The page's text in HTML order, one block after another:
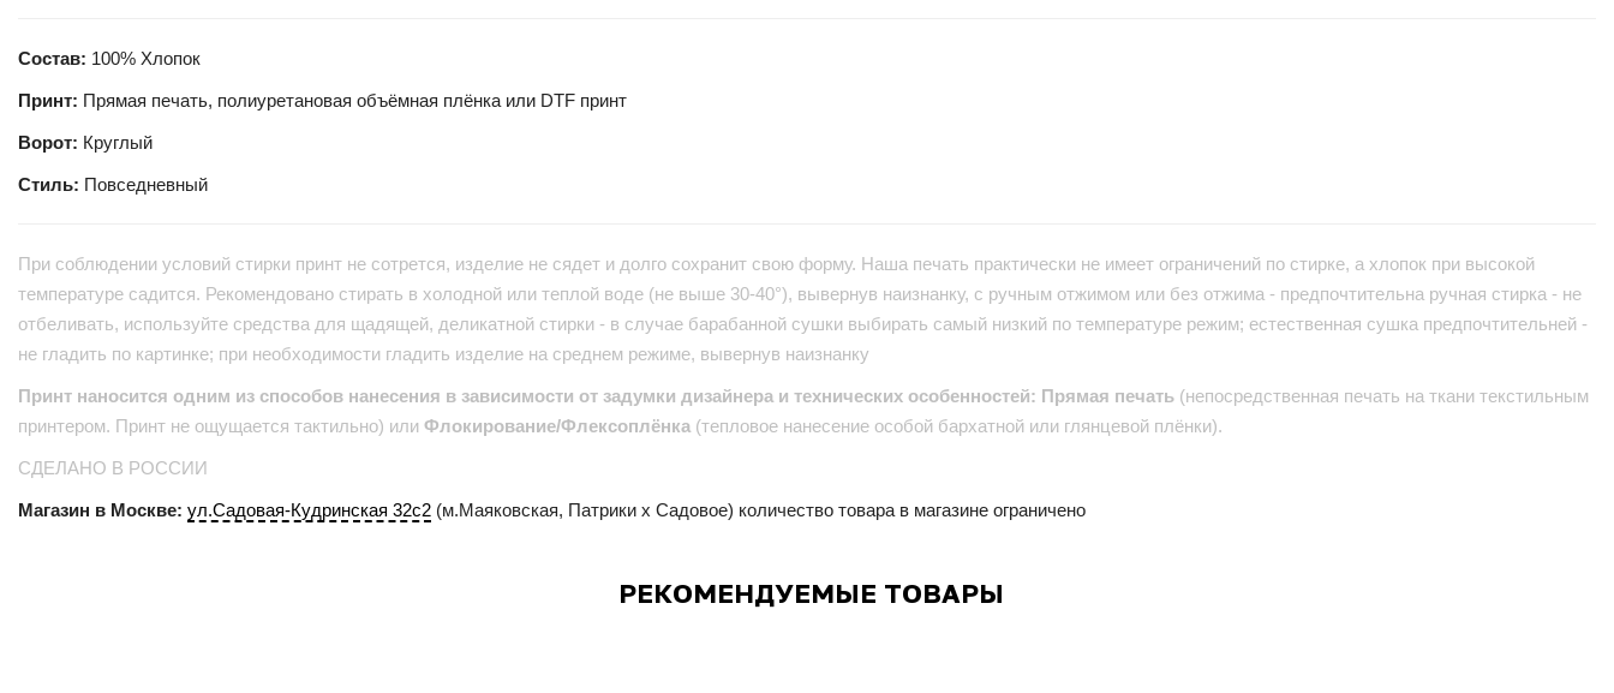
Состав: 100% Хлопок
Принт: Прямая печать, полиуретановая объёмная плёнка или DTF принт
Ворот: Круглый
Стиль: Повседневный
При соблюдении условий стирки принт не сотрется, изделие не сядет и долго сохранит свою форму. Наша печать практически не имеет ограничений по стирке, а хлопок при высокой
температуре садится. Рекомендовано стирать в холодной или теплой воде (не выше 30-40°), вывернув наизнанку, с ручным отжимом или без отжима - предпочтительна ручная стирка - не
отбеливать, используйте средства для щадящей, деликатной стирки - в случае барабанной сушки выбирать самый низкий по температуре режим; естественная сушка предпочтительней -
не гладить по картинке; при необходимости гладить изделие на среднем режиме, вывернув наизнанку
Принт наносится одним из способов нанесения в зависимости от задумки дизайнера и технических особенностей: Прямая печать (непосредственная печать на ткани текстильным
принтером. Принт не ощущается тактильно) или Флокирование/Флексоплёнка (тепловое нанесение особой бархатной или глянцевой плёнки).
СДЕЛАНО В РОССИИ
Магазин в Москве: ул.Садовая-Кудринская 32с2 (м.Маяковская, Патрики x Садовое) количество товара в магазине ограничено
РЕКОМЕНДУЕМЫЕ ТОВАРЫ